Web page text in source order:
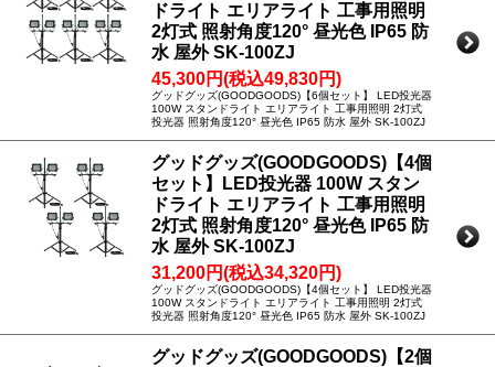
ドライト エリアライト 工事用照明
2灯式 照射角度120° 昼光色 IP65 防
水 屋外 SK-100ZJ
45,300円(税込49,830円)
グッドグッズ(GOODGOODS)【6個セット】 LED投光器
100W スタンドライト エリアライト 工事用照明 2灯式
投光器 照射角度120° 昼光色 IP65 防水 屋外 SK-100ZJ
グッドグッズ(GOODGOODS)【4個
セット】LED投光器 100W スタン
ドライト エリアライト 工事用照明
2灯式 照射角度120° 昼光色 IP65 防
水 屋外 SK-100ZJ
31,200円(税込34,320円)
グッドグッズ(GOODGOODS)【4個セット】 LED投光器
100W スタンドライト エリアライト 工事用照明 2灯式
投光器 照射角度120° 昼光色 IP65 防水 屋外 SK-100ZJ
グッドグッズ(GOODGOODS)【2個